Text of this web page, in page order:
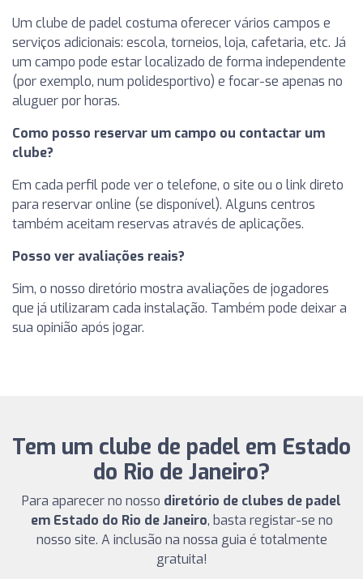
Um clube de padel costuma oferecer vários campos e
serviços adicionais: escola, torneios, loja, cafetaria, etc. Já
um campo pode estar localizado de forma independente
(por exemplo, num polidesportivo) e focar-se apenas no
aluguer por horas.
Como posso reservar um campo ou contactar um
clube?
Em cada perfil pode ver o telefone, o site ou o link direto
para reservar online (se disponível). Alguns centros
também aceitam reservas através de aplicações.
Posso ver avaliações reais?
Sim, o nosso diretório mostra avaliações de jogadores
que já utilizaram cada instalação. Também pode deixar a
sua opinião após jogar.
Tem um clube de padel em Estado
do Rio de Janeiro?
Para aparecer no nosso diretório de clubes de padel
em Estado do Rio de Janeiro, basta registar-se no
nosso site. A inclusão na nossa guia é totalmente
gratuita!